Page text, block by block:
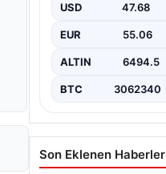
USD 47.68
EUR 55.06
ALTIN 6494.5
BTC 3062340
Son Eklenen Haberler